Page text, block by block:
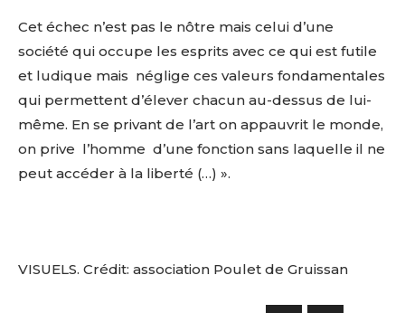
Cet échec n’est pas le nôtre mais celui d’une
société qui occupe les esprits avec ce qui est futile
et ludique mais néglige ces valeurs fondamentales
qui permettent d’élever chacun au-dessus de lui-
même. En se privant de l’art on appauvrit le monde,
on prive l’homme d’une fonction sans laquelle il ne
peut accéder à la liberté (…) ».
VISUELS. Crédit: association Poulet de Gruissan